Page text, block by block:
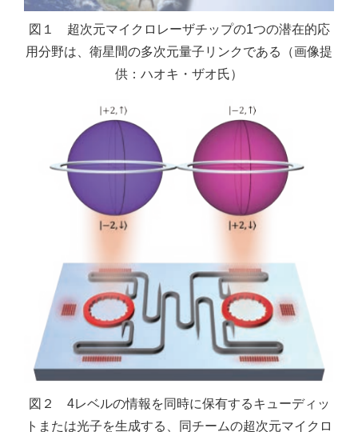
図１ 超次元マイクロレーザチップの1つの潜在的応
用分野は、衛星間の多次元量子リンクである（画像提
供：ハオキ・ザオ氏）
図２ 4レベルの情報を同時に保有するキューディッ
トまたは光子を生成する、同チームの超次元マイクロ